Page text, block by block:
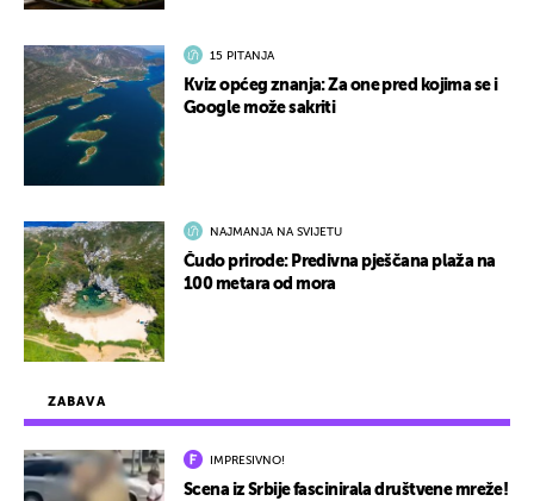
ZABAVA
IMPRESIVNO!
Scena iz Srbije fascinirala društvene mreže!
15 PITANJA
Kviz općeg znanja: Za one pred kojima se i
Google može sakriti
NAJMANJA NA SVIJETU
Čudo prirode: Predivna pješčana plaža na
100 metara od mora